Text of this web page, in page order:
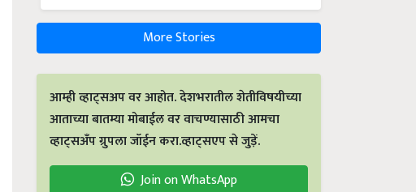
More Stories
आम्ही व्हाट्सअप वर आहोत. देशभरातील शेतीविषयीच्या
आताच्या बातम्या मोबाईल वर वाचण्यासाठी आमचा
व्हाट्सअँप ग्रुपला जॉईन करा.व्हाट्सएप से जुड़ें.
Join on WhatsApp